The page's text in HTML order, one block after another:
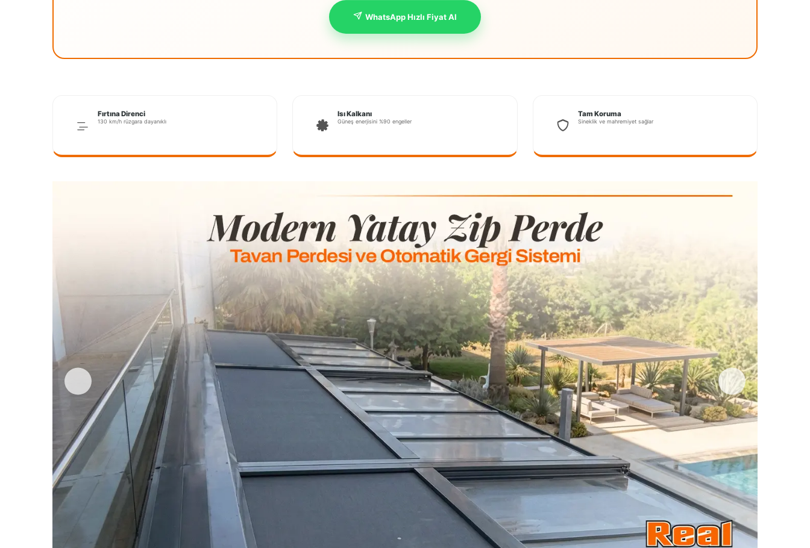
WhatsApp Hızlı Fiyat Al
Fırtına Direnci
130 km/h rüzgara dayanıklı
Isı Kalkanı
Güneş enerjisini %90 engeller
Tam Koruma
Sineklik ve mahremiyet sağlar